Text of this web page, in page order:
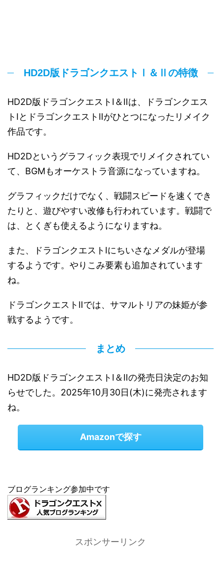
HD2D版ドラゴンクエストⅠ＆Ⅱの特徴
HD2D版ドラゴンクエストⅠ＆Ⅱは、ドラゴンクエス
トⅠとドラゴンクエストⅡがひとつになったリメイク
作品です。
HD2Dというグラフィック表現でリメイクされてい
て、BGMもオーケストラ音源になっていますね。
グラフィックだけでなく、戦闘スピードを速くでき
たりと、遊びやすい改修も行われています。戦闘で
は、とくぎも使えるようになりますね。
また、ドラゴンクエストⅠにちいさなメダルが登場
するようです。やりこみ要素も追加されています
ね。
ドラゴンクエストⅡでは、サマルトリアの妹姫が参
戦するようです。
まとめ
HD2D版ドラゴンクエストⅠ＆Ⅱの発売日決定のお知
らせでした。2025年10月30日(木)に発売されます
ね。
Amazonで探す
ブログランキング参加中です
スポンサーリンク